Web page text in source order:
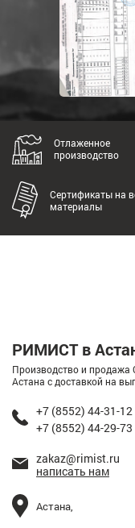
Отлаженное
производство
Сертификаты на
материалы
РИМИСТ в
Производство и продажа
Астана с доставкой на
+7 (8552) 44-31-
+7 (8552) 44-29-
zakaz@rimist.ru
написать нам
Астана,